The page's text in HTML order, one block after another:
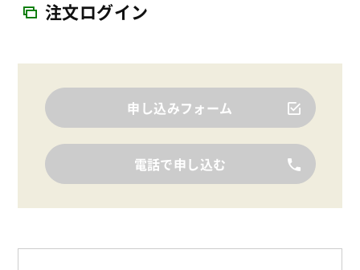
注文ログイン
申し込みフォーム
電話で申し込む